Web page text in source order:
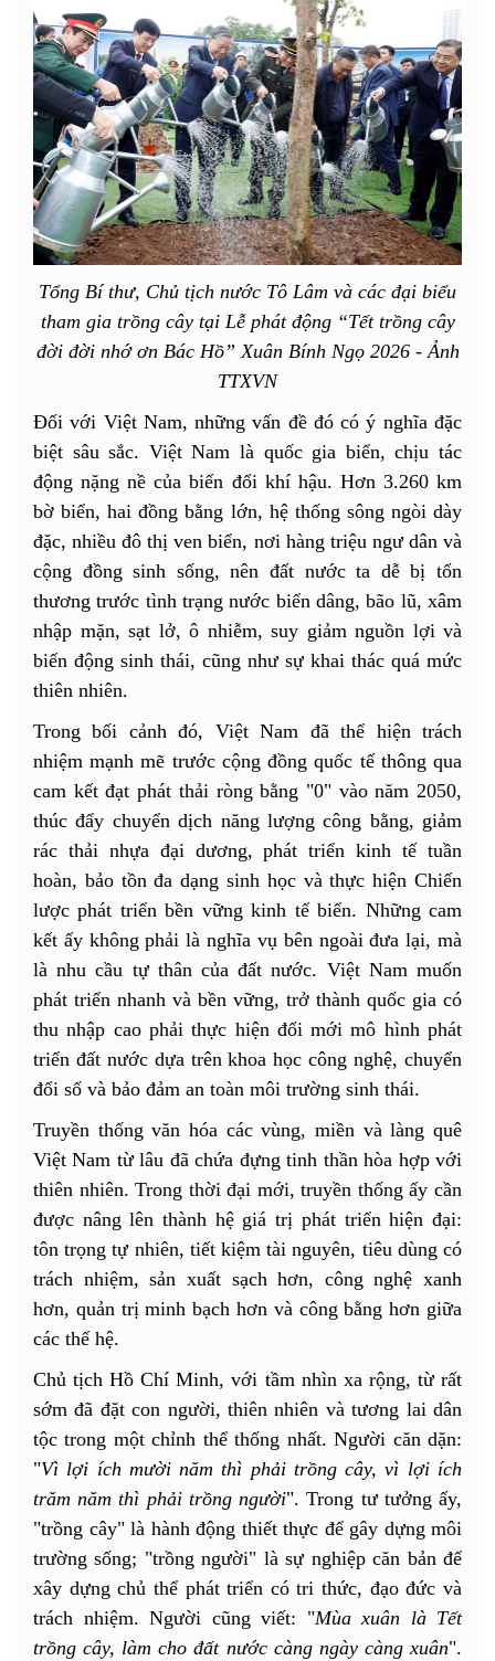
Tổng Bí thư, Chủ tịch nước Tô Lâm và các đại biểu
tham gia trồng cây tại Lễ phát động “Tết trồng cây
đời đời nhớ ơn Bác Hồ” Xuân Bính Ngọ 2026 - Ảnh
TTXVN
Đối với Việt Nam, những vấn đề đó có ý nghĩa đặc
biệt sâu sắc. Việt Nam là quốc gia biển, chịu tác
động nặng nề của biến đổi khí hậu. Hơn 3.260 km
bờ biển, hai đồng bằng lớn, hệ thống sông ngòi dày
đặc, nhiều đô thị ven biển, nơi hàng triệu ngư dân và
cộng đồng sinh sống, nên đất nước ta dễ bị tổn
thương trước tình trạng nước biển dâng, bão lũ, xâm
nhập mặn, sạt lở, ô nhiễm, suy giảm nguồn lợi và
biến động sinh thái, cũng như sự khai thác quá mức
thiên nhiên.
Trong bối cảnh đó, Việt Nam đã thể hiện trách
nhiệm mạnh mẽ trước cộng đồng quốc tế thông qua
cam kết đạt phát thải ròng bằng "0" vào năm 2050,
thúc đẩy chuyển dịch năng lượng công bằng, giảm
rác thải nhựa đại dương, phát triển kinh tế tuần
hoàn, bảo tồn đa dạng sinh học và thực hiện Chiến
lược phát triển bền vững kinh tế biển. Những cam
kết ấy không phải là nghĩa vụ bên ngoài đưa lại, mà
là nhu cầu tự thân của đất nước. Việt Nam muốn
phát triển nhanh và bền vững, trở thành quốc gia có
thu nhập cao phải thực hiện đổi mới mô hình phát
triển đất nước dựa trên khoa học công nghệ, chuyển
đổi số và bảo đảm an toàn môi trường sinh thái.
Truyền thống văn hóa các vùng, miền và làng quê
Việt Nam từ lâu đã chứa đựng tinh thần hòa hợp với
thiên nhiên. Trong thời đại mới, truyền thống ấy cần
được nâng lên thành hệ giá trị phát triển hiện đại:
tôn trọng tự nhiên, tiết kiệm tài nguyên, tiêu dùng có
trách nhiệm, sản xuất sạch hơn, công nghệ xanh
hơn, quản trị minh bạch hơn và công bằng hơn giữa
các thế hệ.
Chủ tịch Hồ Chí Minh, với tầm nhìn xa rộng, từ rất
sớm đã đặt con người, thiên nhiên và tương lai dân
tộc trong một chỉnh thể thống nhất. Người căn dặn:
"Vì lợi ích mười năm thì phải trồng cây, vì lợi ích
trăm năm thì phải trồng người". Trong tư tưởng ấy,
"trồng cây" là hành động thiết thực để gây dựng môi
trường sống; "trồng người" là sự nghiệp căn bản để
xây dựng chủ thể phát triển có tri thức, đạo đức và
trách nhiệm. Người cũng viết: "Mùa xuân là Tết
trồng cây, làm cho đất nước càng ngày càng xuân".